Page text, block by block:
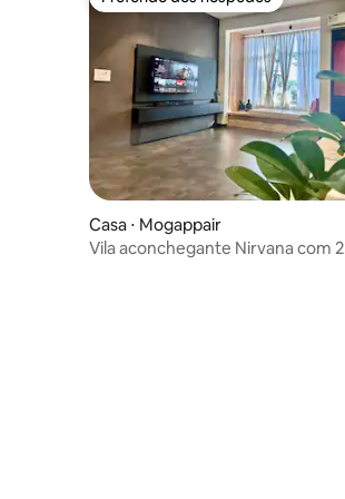
Preferido dos hóspedes
Casa ⋅ Mogappair
Vila aconchegante Nirvana com 2